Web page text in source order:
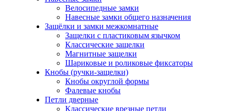
Велосипедные замки
Навесные замки общего назначения
Защёлки и замки межкомнатные
Защелки с пластиковым язычком
Классические защелки
Магнитные защелки
Шариковые и роликовые фиксаторы
Кнобы (ручки-защелки)
Кнобы округлой формы
Фалевые кнобы
Петли дверные
Классические врезные петли